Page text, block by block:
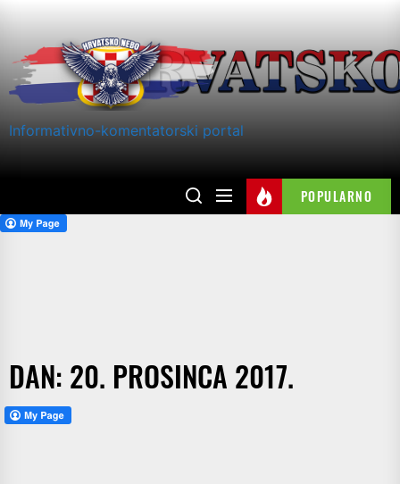
content
Informativno-komentatorski portal
POPULARNO
DAN: 20. PROSINCA 2017.